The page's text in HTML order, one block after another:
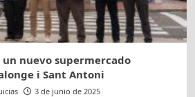
nuevo supermercado
i Sant Antoni
3 de junio de 2025